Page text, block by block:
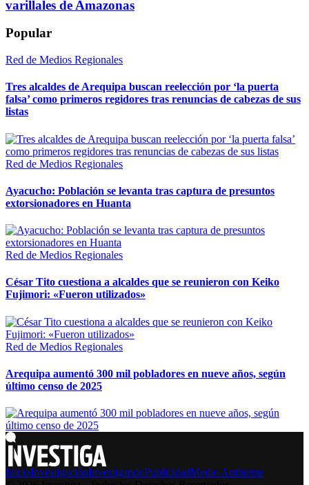
varillales de Amazonas
Popular
Red de Medios Regionales
Tres alcaldes de Arequipa buscan reelección por ‘la puerta
falsa’ como primeros regidores tras renuncias de cabezas de sus
listas
Red de Medios Regionales
Ayacucho: Población se levanta tras captura de presuntos
extorsionadores en Huanta
Red de Medios Regionales
César Tito cuestiona a alcaldes que se reunieron con Keiko
Fujimori: «Fueron utilizados»
Red de Medios Regionales
Arequipa aumentó 300 mil pobladores en nueve años, según
último censo de 2025
InicioInvestigaciónInvestigandoPublicidadMedio Ambiente